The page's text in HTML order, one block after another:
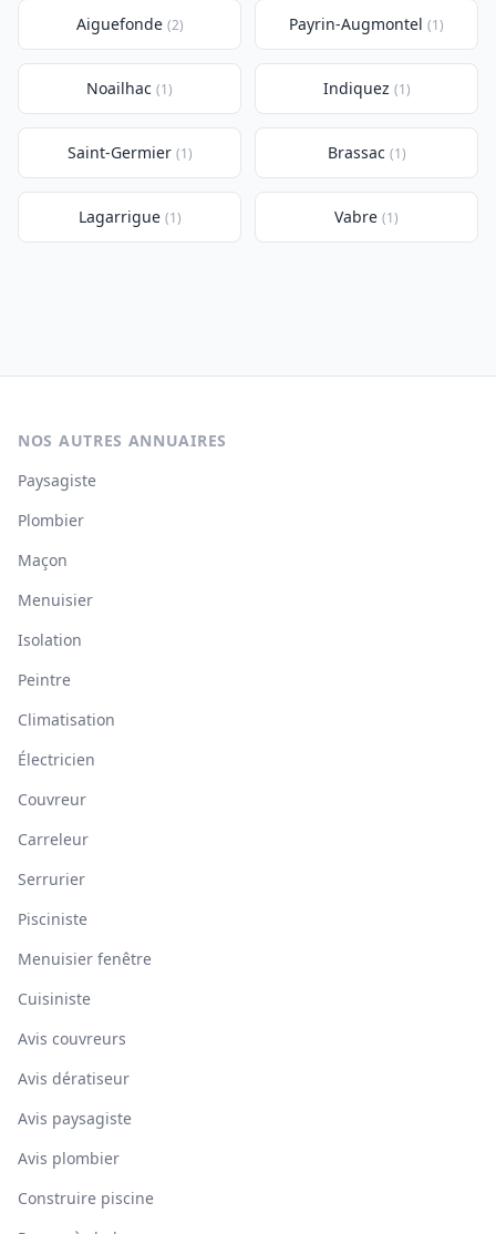
Aiguefonde (2) Payrin-Augmontel (1)
Noailhac (1) Indiquez (1)
Saint-Germier (1) Brassac (1)
Lagarrigue (1) Vabre (1)
NOS AUTRES ANNUAIRES
Paysagiste
Plombier
Maçon
Menuisier
Isolation
Peintre
Climatisation
Électricien
Couvreur
Carreleur
Serrurier
Pisciniste
Menuisier fenêtre
Cuisiniste
Avis couvreurs
Avis dératiseur
Avis paysagiste
Avis plombier
Construire piscine